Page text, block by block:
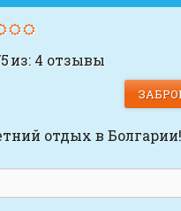
5из:4 отзывы
отдых в Болгарии!